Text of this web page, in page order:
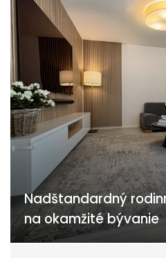
Nadštandardný
na okamžité bývanie